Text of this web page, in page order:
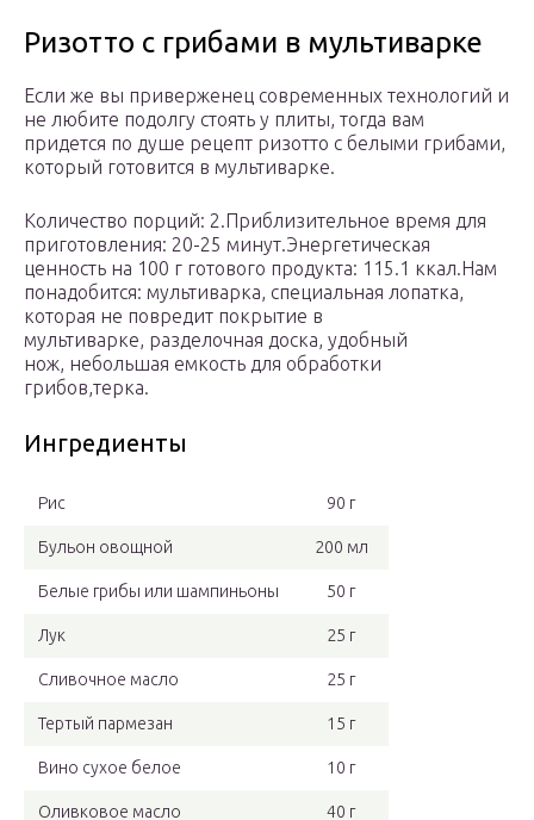
Ризотто с грибами в мультиварке
Если же вы приверженец современных технологий и
не любите подолгу стоять у плиты, тогда вам
придется по душе рецепт ризотто с белыми грибами,
который готовится в мультиварке.
Количество порций: 2.Приблизительное время для
приготовления: 20-25 минут.Энергетическая
ценность на 100 г готового продукта: 115.1 ккал.Нам
понадобится: мультиварка, специальная лопатка,
которая не повредит покрытие в
мультиварке, разделочная доска, удобный
нож, небольшая емкость для обработки
грибов,терка.
Ингредиенты
Рис 90 г
Бульон овощной 200 мл
Белые грибы или шампиньоны 50 г
Лук 25 г
Сливочное масло 25 г
Тертый пармезан 15 г
Вино сухое белое 10 г
Оливковое масло 40 г